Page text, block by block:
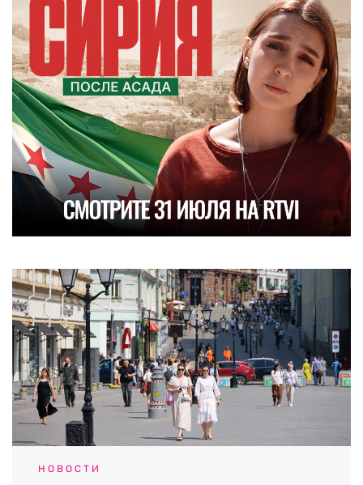
НОВОСТИ